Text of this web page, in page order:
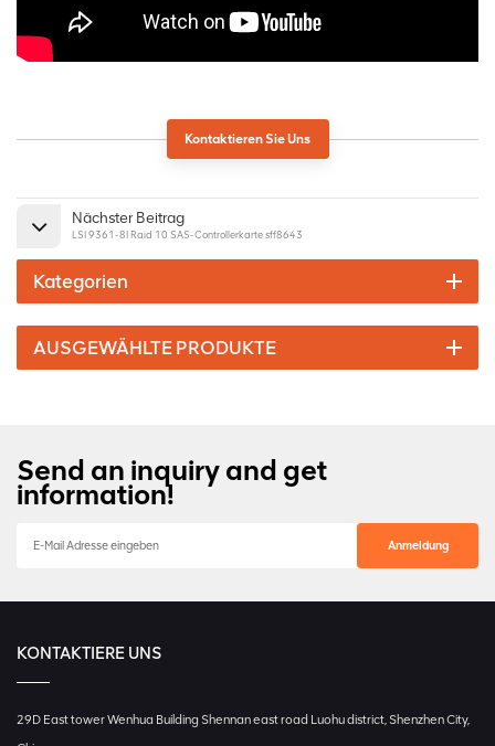
Kontaktieren Sie Uns
Nächster Beitrag
LSI 9361-8I Raid 10 SAS-Controllerkarte sff8643
Kategorien
AUSGEWÄHLTE PRODUKTE
Send an inquiry and get
information!
KONTAKTIERE UNS
29D East tower Wenhua Building Shennan east road Luohu district, Shenzhen City,